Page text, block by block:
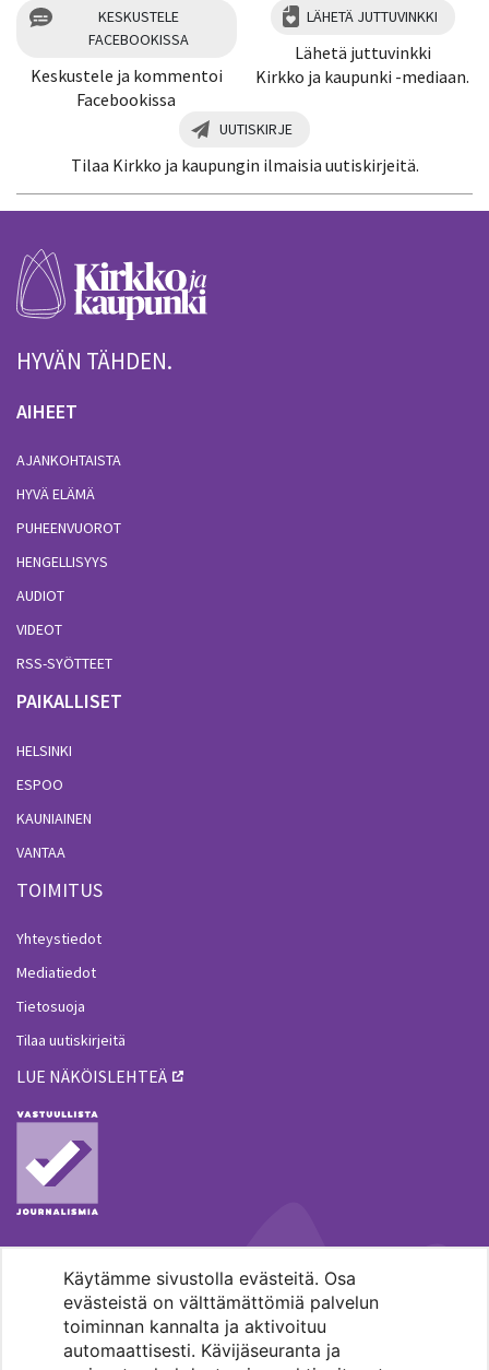
Käytämme sivustolla evästeitä. Osa
evästeistä on välttämättömiä palvelun
toiminnan kannalta ja aktivoituu
automaattisesti. Kävijäseuranta ja
KESKUSTELE
FACEBOOKISSA
Keskustele ja kommentoi
Facebookissa
LÄHETÄ JUTTUVINKKI
Lähetä juttuvinkki
Kirkko ja kaupunki -mediaan.
UUTISKIRJE
Tilaa Kirkko ja kaupungin ilmaisia uutiskirjeitä.
HYVÄN TÄHDEN.
AIHEET
AJANKOHTAISTA
HYVÄ ELÄMÄ
PUHEENVUOROT
HENGELLISYYS
AUDIOT
VIDEOT
RSS-SYÖTTEET
PAIKALLISET
HELSINKI
ESPOO
KAUNIAINEN
VANTAA
TOIMITUS
Yhteystiedot
Mediatiedot
Tietosuoja
Tilaa uutiskirjeitä
LUE NÄKÖISLEHTEÄ
MENOHAKU